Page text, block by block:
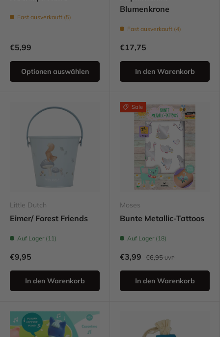
Fast ausverkauft (5)
€5,99
Optionen auswählen
Blumenkrone
Fast ausverkauft (4)
€17,75
In den Warenkorb
Little Dutch
Eimer/ Forest Friends
Auf Lager (11)
€9,95
In den Warenkorb
Sale
Moses
Bunte Metallic-Tattoos
Auf Lager (18)
€3,99 €6,95UVP
In den Warenkorb